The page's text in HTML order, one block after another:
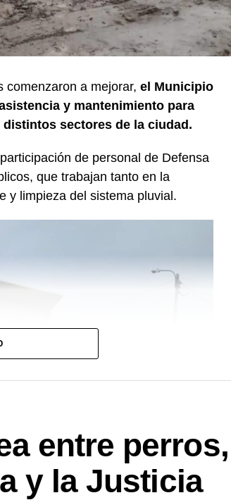
comenzaron a mejorar, el Municipio
y mantenimiento para
sectores de la ciudad.
de personal de Defensa
que trabajan tanto en la
y limpieza del sistema pluvial.
entre perros,
y la Justicia